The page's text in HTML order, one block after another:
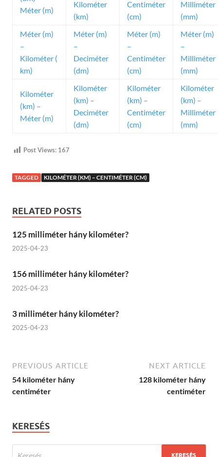
Méter (m)
Kilométer
(km)
Centiméter
(cm)
Milliméter
(mm)
Méter (m)
–
Kilométer (
km)
Méter (m)
–
Deciméter
(dm)
Méter (m)
–
Centiméter
(cm)
Méter (m)
–
Milliméter
(mm)
Kilométer
(km) –
Méter (m)
Kilométer
(km) –
Deciméter
(dm)
Kilométer
(km) –
Centiméter
(cm)
Kilométer
(km) –
Milliméter
(mm)
Post Views: 167
TAGGED KILOMÉTER (KM) – CENTIMÉTER (CM)
RELATED POSTS
125 milliméter hány kilométer?
2025-04-23
156 milliméter hány kilométer?
2025-04-23
3 milliméter hány kilométer?
2025-04-23
PREVIOUS ARTICLE
54 kilométer hány
centiméter
NEXT ARTICLE
128 kilométer hány
centiméter
KERESÉS